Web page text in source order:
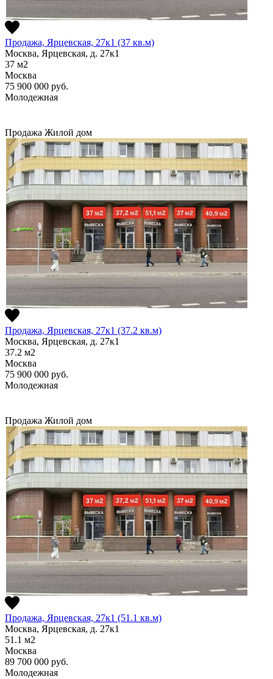
Продажа, Ярцевская, 27к1 (37 кв.м)
Москва, Ярцевская, д. 27к1
37 м2
Москва
75 900 000 руб.
Молодежная
Продажа Жилой дом
Продажа, Ярцевская, 27к1 (37.2 кв.м)
Москва, Ярцевская, д. 27к1
37.2 м2
Москва
75 900 000 руб.
Молодежная
Продажа Жилой дом
Продажа, Ярцевская, 27к1 (51.1 кв.м)
Москва, Ярцевская, д. 27к1
51.1 м2
Москва
89 700 000 руб.
Молодежная